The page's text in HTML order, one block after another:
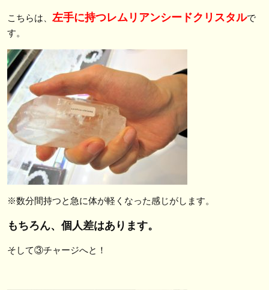
こちらは、左手に持つレムリアンシードクリスタルで
す。
※数分間持つと急に体が軽くなった感じがします。
もちろん、個人差はあります。
そして③チャージへと！